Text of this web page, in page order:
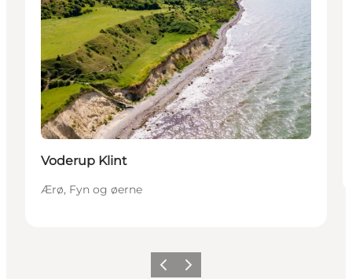
Voderup Klint
Ærø, Fyn og øerne
ForrigeNeste